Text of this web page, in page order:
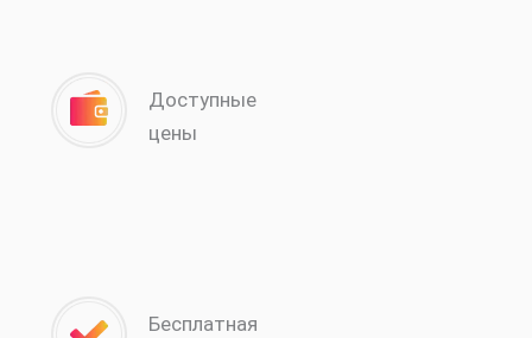
Доступные
цены
Бесплатная